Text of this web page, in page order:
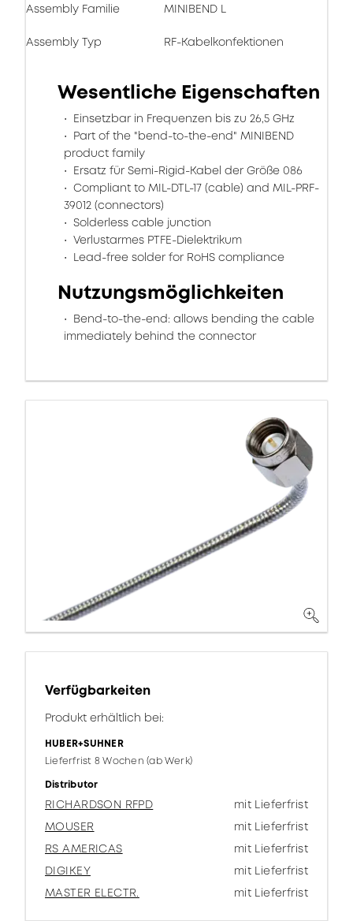
Assembly Familie MINIBEND L
Assembly Typ RF-Kabelkonfektionen
Wesentliche Eigenschaften
Einsetzbar in Frequenzen bis zu 26,5 GHz
Part of the "bend-to-the-end" MINIBEND
product family
Ersatz für Semi-Rigid-Kabel der Größe 086
Compliant to MIL-DTL-17 (cable) and MIL-PRF-
39012 (connectors)
Solderless cable junction
Verlustarmes PTFE-Dielektrikum
Lead-free solder for RoHS compliance
Nutzungsmöglichkeiten
Bend-to-the-end: allows bending the cable
immediately behind the connector
Verfügbarkeiten
Produkt erhältlich bei:
HUBER+SUHNER
Lieferfrist 8 Wochen (ab Werk)
Distributor
RICHARDSON RFPD
mit Lieferfrist
MOUSER
mit Lieferfrist
RS AMERICAS
mit Lieferfrist
DIGIKEY
mit Lieferfrist
MASTER ELECTR.
mit Lieferfrist